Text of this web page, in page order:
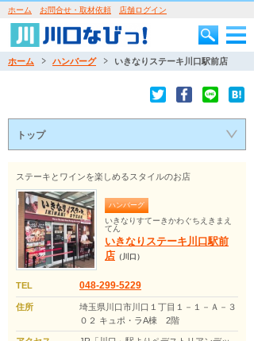
ホーム お問合せ・取材依頼 店舗ログイン
ホーム ハンバーグ いきなりステーキ川口駅前店
トップ
ステーキとワインを楽しめるスタイルのお店
ハンバーグ
いきなりすてーきかわぐちえきまえ
てん
いきなりステーキ川口駅前
店 （川口）
TEL 048-299-5229
住所
埼玉県川口市川口１丁目１－１－Ａ－３
０２ キュポ・ラA棟 2階